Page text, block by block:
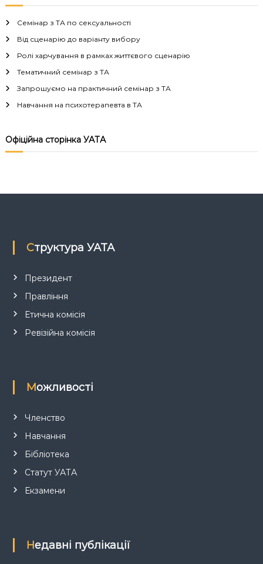
в
і
г
а
і
з
п
и
с
Семінар з ТА по сексуальності
Від сценарію до варіанту вибору
Ролі харчування в рамках життєвого сценарію
Тематичний семінар з ТА
Запрошуємо на практичний семінар з ТА
Навчання на психотерапевта в ТА
Офіційна сторінка УАТА
Структура УАТА
Президент
Правління
Етична комісія
Ревізійна комісія
Можливості
Членство
Навчання
Бібліотека
Статут УАТА
Екзамени
Недавні публікації